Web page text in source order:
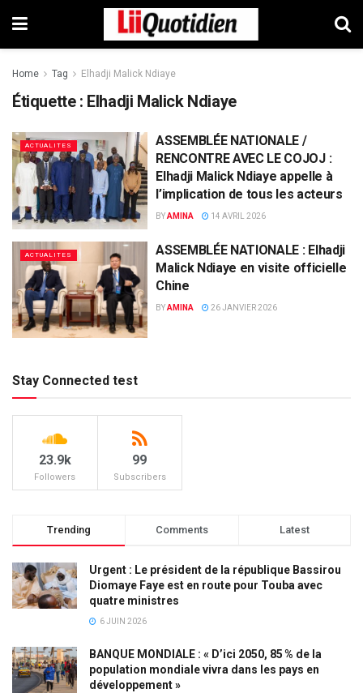
Home Tag Elhadji Malick Ndiaye
Étiquette : Elhadji Malick Ndiaye
ACTUALITES
ASSEMBLÉE NATIONALE /
RENCONTRE AVEC LE COJOJ :
Elhadji Malick Ndiaye appelle à
l’implication de tous les acteurs
BYAMINA 14 AVRIL 2026
ACTUALITES
ASSEMBLÉE NATIONALE : Elhadji
Malick Ndiaye en visite officielle
Chine
BYAMINA 26 JANVIER 2026
Stay Connected test
23.9k
Followers
99
Subscribers
Trending Comments Latest
Urgent : Le président de la république Bassirou
Diomaye Faye est en route pour Touba avec
quatre ministres
6 JUIN 2026
BANQUE MONDIALE : « D’ici 2050, 85 % de la
population mondiale vivra dans les pays en
développement »